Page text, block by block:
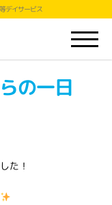
デイサービス
の一日
た！